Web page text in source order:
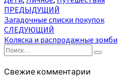
Навигация
по
записям
ПРЕДЫДУЩИЙ
Загадочные списки покупок
СЛЕДУЮЩИЙ
Коляска и распродажные зомби
Найти:
Поиск
Свежие комментарии